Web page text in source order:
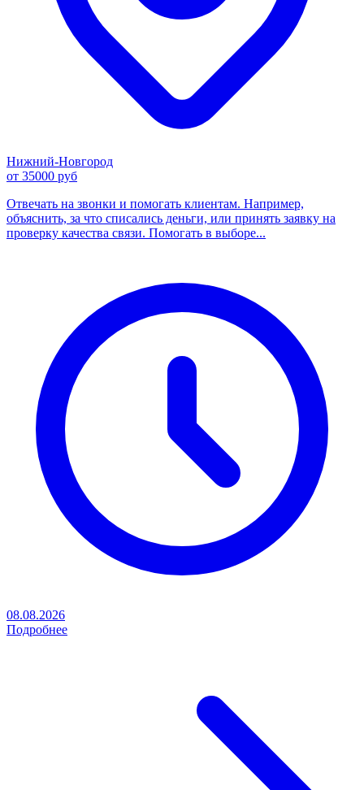
Нижний-Новгород
от 35000 руб
Отвечать на звонки и помогать клиентам. Например,
объяснить, за что списались деньги, или принять заявку на
проверку качества связи. Помогать в выборе...
08.08.2026
Подробнее